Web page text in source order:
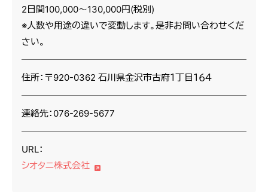
2日間100,000～130,000円(税別)
※人数や用途の違いで変動します。是非お問い合わせくだ
さい。
住所：〒920-0362 石川県金沢市古府１丁目１６４
連絡先：076-269-5677
URL：
シオタニ株式会社